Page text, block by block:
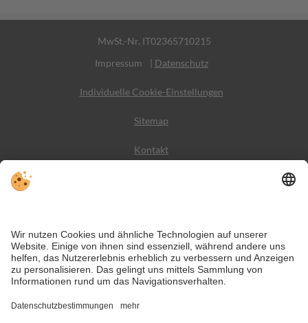
MwSt.-Nr. IT02365710215
Impressum
| Datenschutz
Individuelle Cookie-Einstellungen
Sitemap
Kontakt
VIVODolomiti ist das Reiseportal für unvergesslichen
Bergurlaub – mit Unterkünften und Angeboten in den
Dolomiten, im UNESCO Weltnaturerbe.